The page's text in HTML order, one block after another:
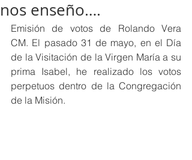
nos enseño….
Emisión de votos de Rolando Vera
CM. El pasado 31 de mayo, en el Día
de la Visitación de la Virgen María a su
prima Isabel, he realizado los votos
perpetuos dentro de la Congregación
de la Misión.